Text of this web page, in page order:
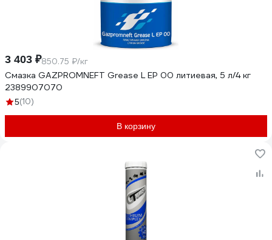
3 403 ₽850.75 ₽/кг
Смазка GAZPROMNEFT Grease L EP 00 литиевая, 5 л/4 кг
2389907070
5(10)
В корзину